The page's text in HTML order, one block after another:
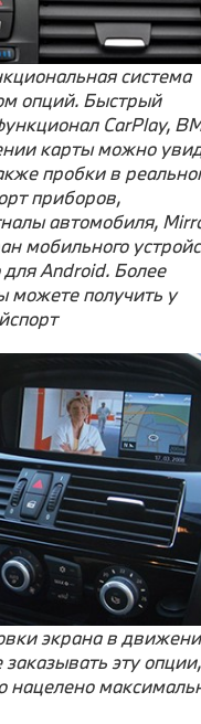
система
опций. Быстрый
CarPlay,
карты можно
пробки в
приборов,
автомобиля,
мобильного
Android. Более
получить у
экрана в
эту опции,